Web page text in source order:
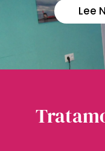
Lee